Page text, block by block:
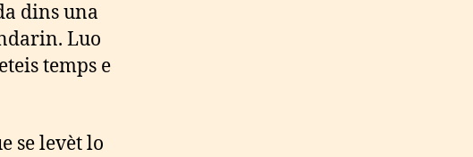
dins una
Luo
temps e
se levèt lo